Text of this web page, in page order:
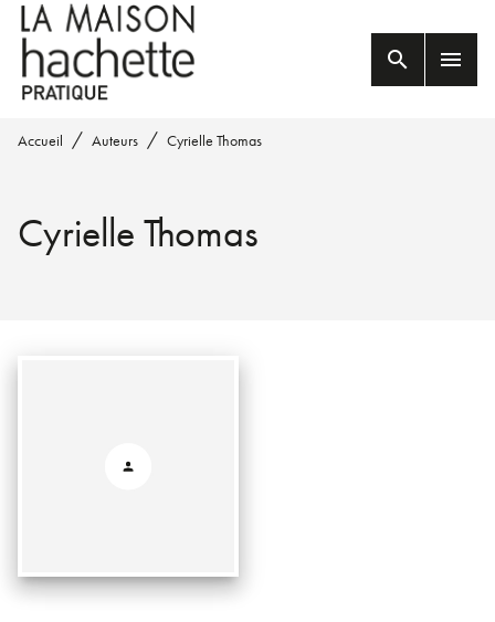
MENU RECHERCHE
PIED DE PAGE
search menu
Accueil / Auteurs / Cyrielle Thomas
Cyrielle Thomas